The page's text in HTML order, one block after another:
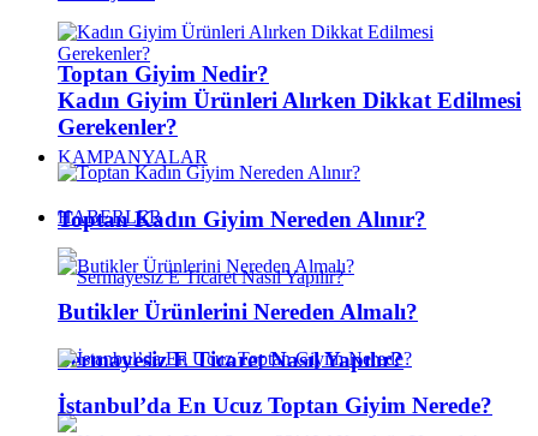
Toptan Giyim Nedir?
KAMPANYALAR
HABERLER
Sermayesiz E Ticaret Nasıl Yapılır?
Kadın Giyim Ürünleri Alırken Dikkat Edilmesi
Gerekenler?
Toptan Kadın Giyim Nereden Alınır?
Butikler Ürünlerini Nereden Almalı?
İstanbul’da En Ucuz Toptan Giyim Nerede?